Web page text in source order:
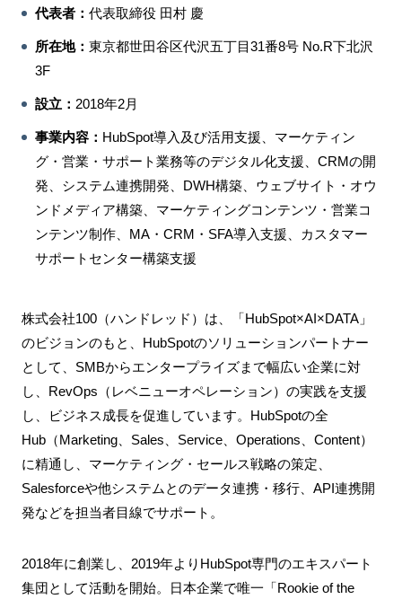
代表者： 代表取締役 田村 慶
所在地： 東京都世田谷区代沢五丁目31番8号 No.R下北沢
3F
設⽴： 2018年2月
事業内容： HubSpot導入及び活用支援、マーケティン
グ・営業・サポート業務等のデジタル化支援、CRMの開
発、システム連携開発、DWH構築、ウェブサイト・オウ
ンドメディア構築、マーケティングコンテンツ・営業コ
ンテンツ制作、MA・CRM・SFA導入支援、カスタマー
サポートセンター構築支援
株式会社100（ハンドレッド）は、「HubSpot×AI×DATA」
のビジョンのもと、HubSpotのソリューションパートナー
として、SMBからエンタープライズまで幅広い企業に対
し、RevOps（レベニューオペレーション）の実践を支援
し、ビジネス成長を促進しています。HubSpotの全
Hub（Marketing、Sales、Service、Operations、Content）
に精通し、マーケティング・セールス戦略の策定、
Salesforceや他システムとのデータ連携・移行、API連携開
発などを担当者目線でサポート。
2018年に創業し、2019年よりHubSpot専門のエキスパート
集団として活動を開始。日本企業で唯一「Rookie of the